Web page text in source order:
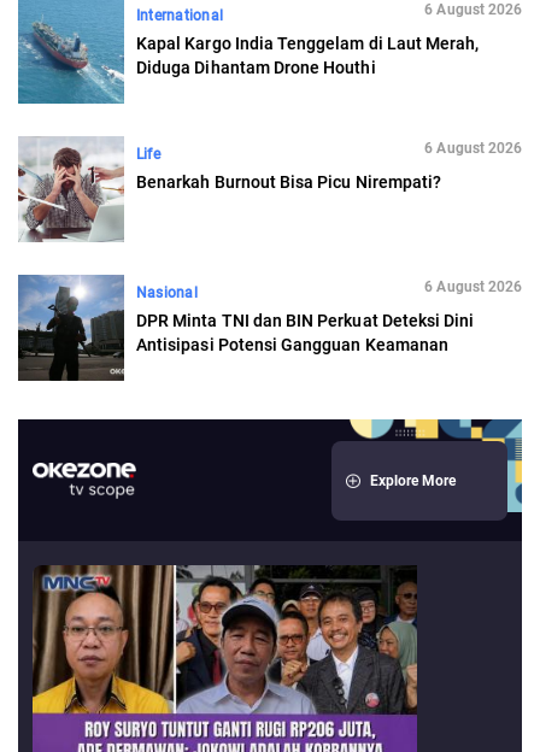
International 6 August 2026
Kapal Kargo India Tenggelam di Laut Merah,
Diduga Dihantam Drone Houthi
Life 6 August 2026
Benarkah Burnout Bisa Picu Nirempati?
Nasional 6 August 2026
DPR Minta TNI dan BIN Perkuat Deteksi Dini
Antisipasi Potensi Gangguan Keamanan